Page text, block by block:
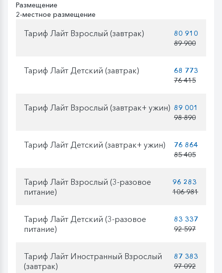
Размещение
2-местное размещение
Тариф Лайт Взрослый (завтрак)
80 910
89 900
Тариф Лайт Детский (завтрак)
68 773
76 415
Тариф Лайт Взрослый (завтрак+ ужин) 89 001
98 890
Тариф Лайт Детский (завтрак+ ужин)
76 864
85 405
Тариф Лайт Взрослый (3-разовое
питание)
96 283
106 981
Тариф Лайт Детский (3-разовое
питание)
83 337
92 597
Тариф Лайт Иностранный Взрослый
(завтрак)
87 383
97 092